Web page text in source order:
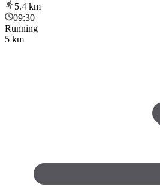
5.4 km
09:30
Running
5 km